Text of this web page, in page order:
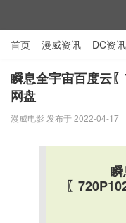
首页 漫威资讯 DC资讯
电视剧资源 漫威图片
瞬息全宇宙百度云
网盘
漫威电影 发布于 2022-04-17
〖